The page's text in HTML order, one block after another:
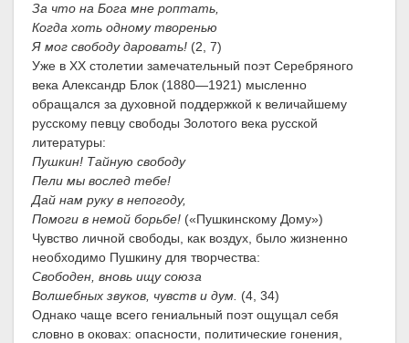
За что на Бога мне роптать,
Когда хоть одному творенью
Я мог свободу даровать! (2, 7)
Уже в XX столетии замечательный поэт Серебряного
века Александр Блок (1880—1921) мысленно
обращался за духовной поддержкой к величайшему
русскому певцу свободы Золотого века русской
литературы:
Пушкин! Тайную свободу
Пели мы вослед тебе!
Дай нам руку в непогоду,
Помоги в немой борьбе! («Пушкинскому Дому»)
Чувство личной свободы, как воздух, было жизненно
необходимо Пушкину для творчества:
Свободен, вновь ищу союза
Волшебных звуков, чувств и дум. (4, 34)
Однако чаще всего гениальный поэт ощущал себя
словно в оковах: опасности, политические гонения,